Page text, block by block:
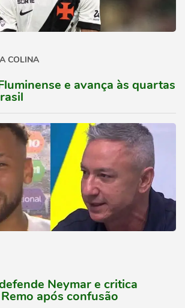
COLINA
e avança às quartas
Neymar e critica
após confusão